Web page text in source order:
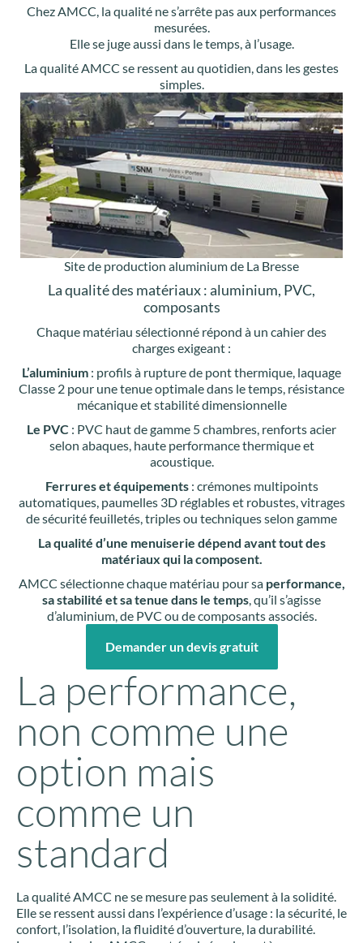
Chez AMCC, la qualité ne s’arrête pas aux performances
mesurées.
Elle se juge aussi dans le temps, à l’usage.
La qualité AMCC se ressent au quotidien, dans les gestes
simples.
Site de production aluminium de La Bresse
La qualité des matériaux : aluminium, PVC,
composants
Chaque matériau sélectionné répond à un cahier des
charges exigeant :
L’aluminium : profils à rupture de pont thermique, laquage
Classe 2 pour une tenue optimale dans le temps, résistance
mécanique et stabilité dimensionnelle
Le PVC : PVC haut de gamme 5 chambres, renforts acier
selon abaques, haute performance thermique et
acoustique.
Ferrures et équipements : crémones multipoints
automatiques, paumelles 3D réglables et robustes, vitrages
de sécurité feuilletés, triples ou techniques selon gamme
La qualité d’une menuiserie dépend avant tout des
matériaux qui la composent.
AMCC sélectionne chaque matériau pour sa performance,
sa stabilité et sa tenue dans le temps, qu’il s’agisse
d’aluminium, de PVC ou de composants associés.
Demander un devis gratuit
La performance,
non comme une
option mais
comme un
standard
La qualité AMCC ne se mesure pas seulement à la solidité.
Elle se ressent aussi dans l’expérience d’usage : la sécurité, le
confort, l’isolation, la fluidité d’ouverture, la durabilité.